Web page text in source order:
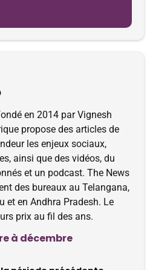
en 2014 par Vignesh
propose des articles de
les enjeux sociaux,
ainsi que des vidéos, du
et un podcast. The News
des bureaux au Telangana,
et en Andhra Pradesh. Le
prix au fil des ans.
à décembre